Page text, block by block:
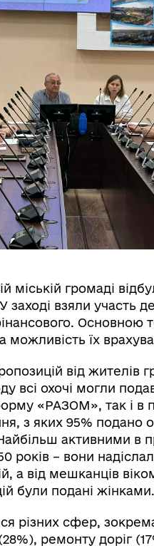
міській громаді
заході взяли участь
Основною
можливість їх
від жителів
всі охочі могли
«РАЗОМ», так і в
з яких 95%
активними в
років – вони
а від мешканців
були подані жінками.
різних сфер,
ремонту доріг